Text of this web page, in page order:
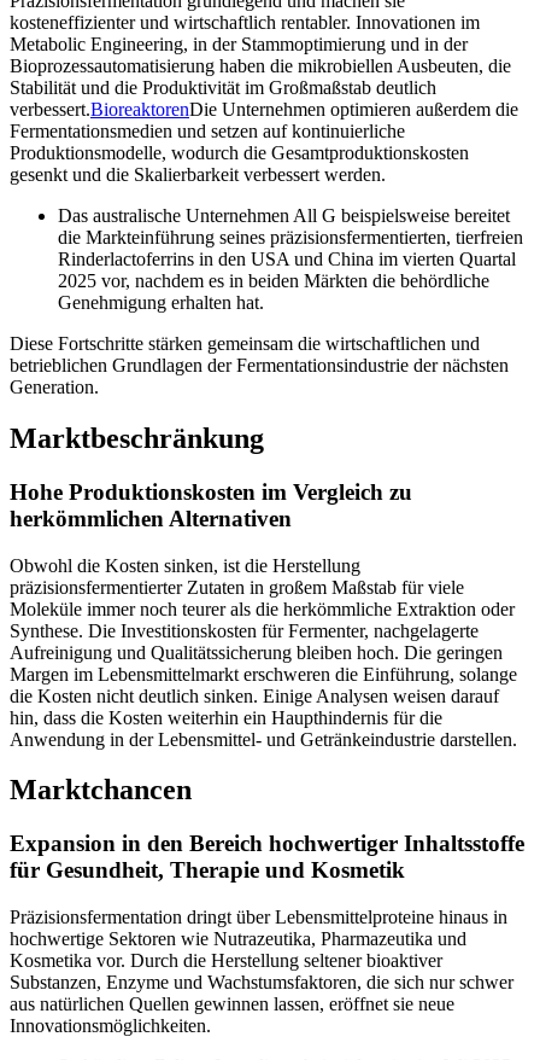
kosteneffizienter und wirtschaftlich rentabler. Innovationen im
Metabolic Engineering, in der Stammoptimierung und in der
Bioprozessautomatisierung haben die mikrobiellen Ausbeuten, die
Stabilität und die Produktivität im Großmaßstab deutlich
verbessert.BioreaktorenDie Unternehmen optimieren außerdem die
Fermentationsmedien und setzen auf kontinuierliche
Produktionsmodelle, wodurch die Gesamtproduktionskosten
gesenkt und die Skalierbarkeit verbessert werden.
Das australische Unternehmen All G beispielsweise bereitet
die Markteinführung seines präzisionsfermentierten, tierfreien
Rinderlactoferrins in den USA und China im vierten Quartal
2025 vor, nachdem es in beiden Märkten die behördliche
Genehmigung erhalten hat.
Diese Fortschritte stärken gemeinsam die wirtschaftlichen und
betrieblichen Grundlagen der Fermentationsindustrie der nächsten
Generation.
Marktbeschränkung
Hohe Produktionskosten im Vergleich zu
herkömmlichen Alternativen
Obwohl die Kosten sinken, ist die Herstellung
präzisionsfermentierter Zutaten in großem Maßstab für viele
Moleküle immer noch teurer als die herkömmliche Extraktion oder
Synthese. Die Investitionskosten für Fermenter, nachgelagerte
Aufreinigung und Qualitätssicherung bleiben hoch. Die geringen
Margen im Lebensmittelmarkt erschweren die Einführung, solange
die Kosten nicht deutlich sinken. Einige Analysen weisen darauf
hin, dass die Kosten weiterhin ein Haupthindernis für die
Anwendung in der Lebensmittel- und Getränkeindustrie darstellen.
Marktchancen
Expansion in den Bereich hochwertiger Inhaltsstoffe
für Gesundheit, Therapie und Kosmetik
Präzisionsfermentation dringt über Lebensmittelproteine ​​hinaus in
hochwertige Sektoren wie Nutrazeutika, Pharmazeutika und
Kosmetika vor. Durch die Herstellung seltener bioaktiver
Substanzen, Enzyme und Wachstumsfaktoren, die sich nur schwer
aus natürlichen Quellen gewinnen lassen, eröffnet sie neue
Innovationsmöglichkeiten.